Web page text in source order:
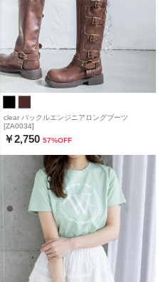
clear バックルエンジニアロングブーツ
[ZA0034]
￥2,750 57%OFF